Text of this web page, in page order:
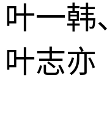
叶一韩
叶志亦